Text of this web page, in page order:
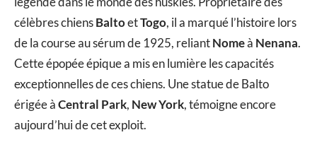
célèbres chiensBaltoetTogo, il a marqué l’histoire lors
de la course au sérum de 1925, reliantNomeà Nenana.
Cette épopée épique a mis en lumière les capacités
exceptionnelles de ces chiens. Une statue de Balto
érigée àCentral Park, New York, témoigne encore
aujourd’hui de cet exploit.